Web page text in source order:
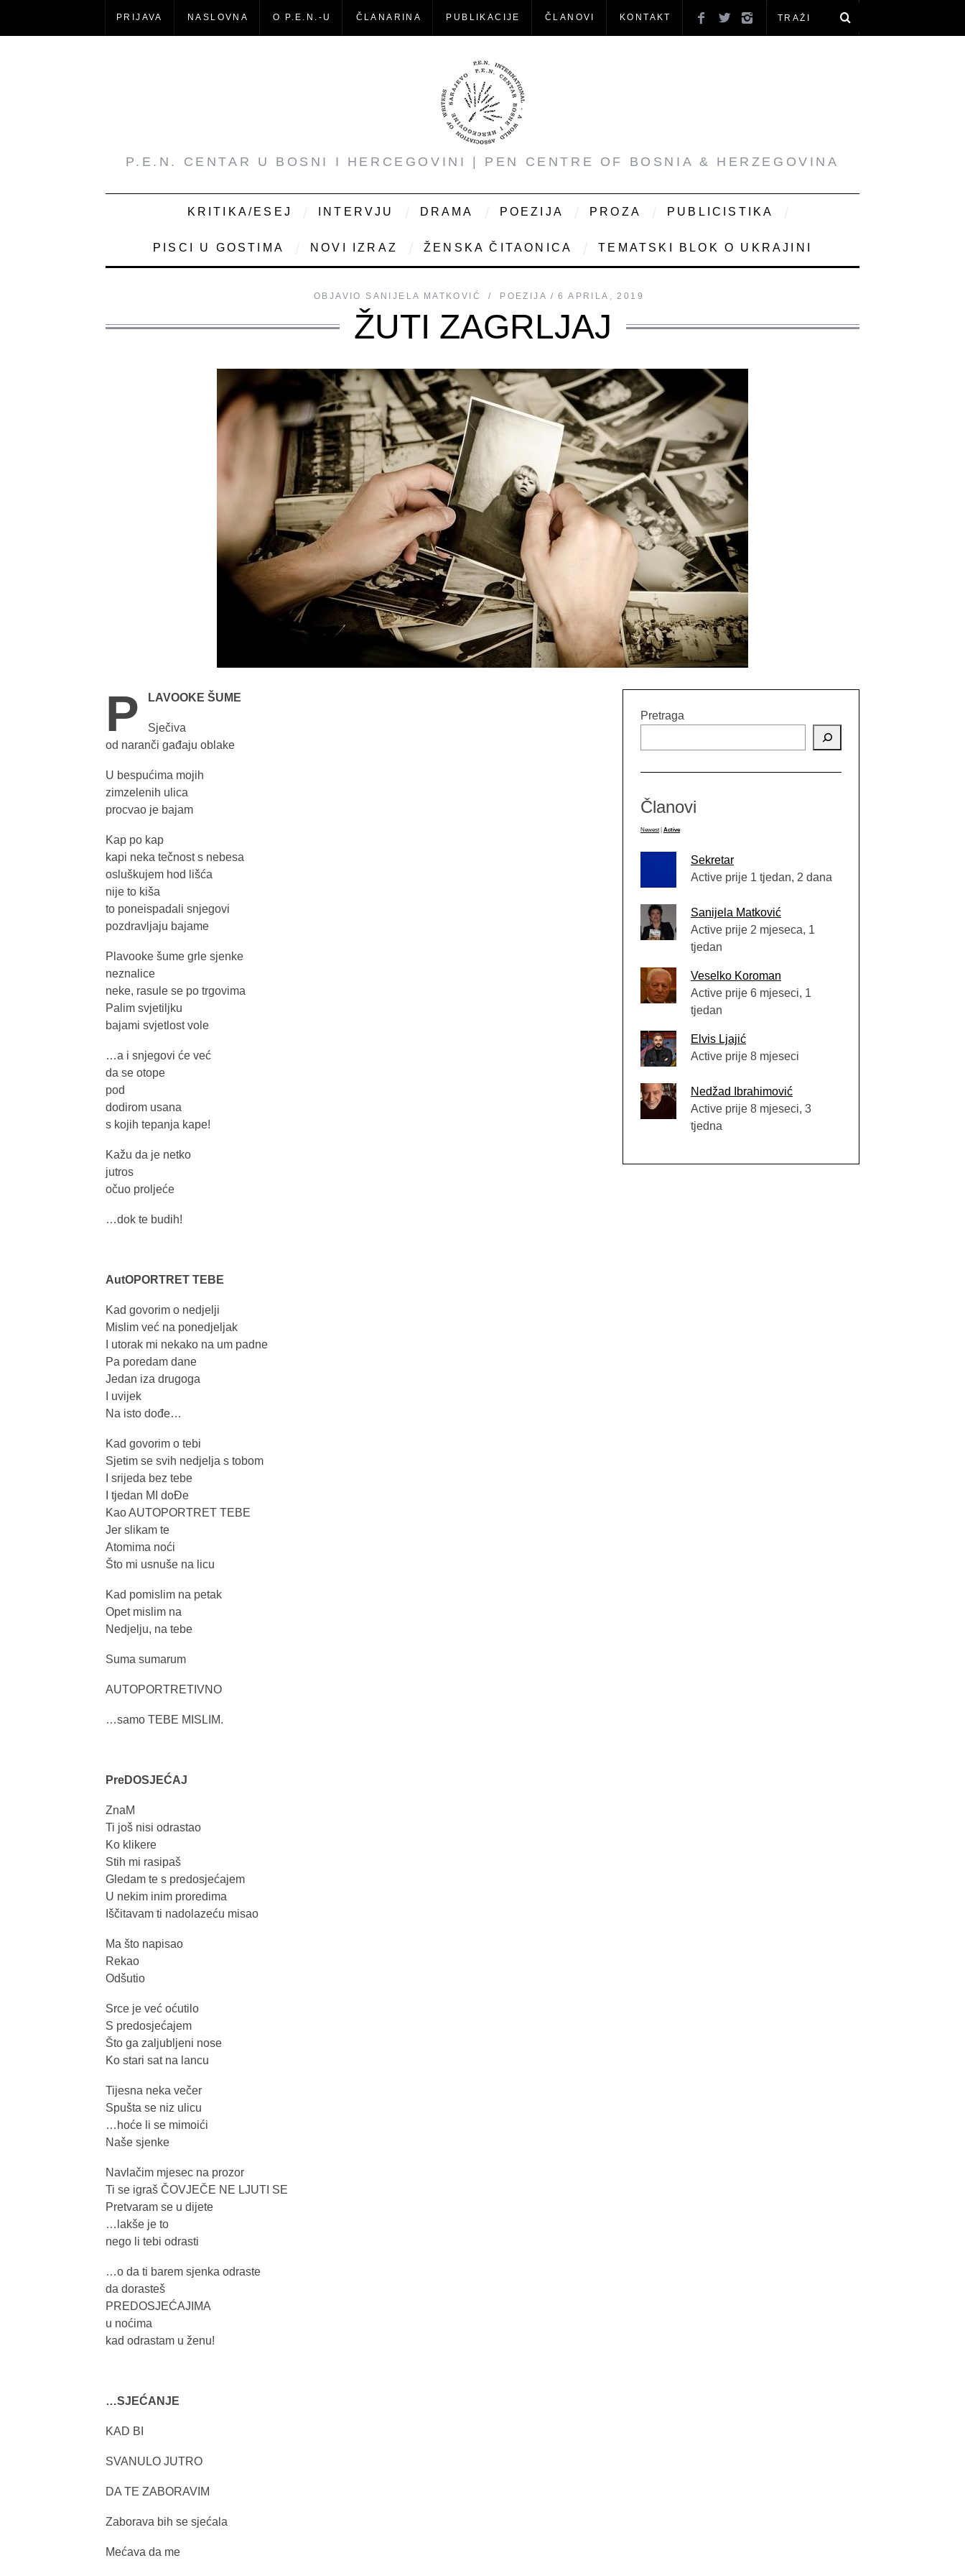
PRIJAVA NASLOVNA O P.E.N.-U ČLANARINA PUBLIKACIJE ČLANOVI KONTAKT
P.E.N. CENTAR U BOSNI I HERCEGOVINI | PEN CENTRE OF BOSNIA & HERZEGOVINA
KRITIKA/ESEJ INTERVJU DRAMA POEZIJA PROZA PUBLICISTIKA
PISCI U GOSTIMA NOVI IZRAZ ŽENSKA ČITAONICA TEMATSKI BLOK O UKRAJINI
OBJAVIO SANIJELA MATKOVIĆ POEZIJA 6 APRILA, 2019
ŽUTI ZAGRLJAJ
P LAVOOKE ŠUME
Sječiva
od naranči gađaju oblake
U bespućima mojih
zimzelenih ulica
procvao je bajam
Kap po kap
kapi neka tečnost s nebesa
osluškujem hod lišća
nije to kiša
to poneispadali snjegovi
pozdravljaju bajame
Plavooke šume grle sjenke
neznalice
neke, rasule se po trgovima
Palim svjetiljku
bajami svjetlost vole
…a i snjegovi će već
da se otope
pod
dodirom usana
s kojih tepanja kape!
Kažu da je netko
jutros
očuo proljeće
…dok te budih!
AutOPORTRET TEBE
Kad govorim o nedjelji
Mislim već na ponedjeljak
I utorak mi nekako na um padne
Pa poredam dane
Jedan iza drugoga
I uvijek
Na isto dođe…
Kad govorim o tebi
Sjetim se svih nedjelja s tobom
I srijeda bez tebe
I tjedan MI doĐe
Kao AUTOPORTRET TEBE
Jer slikam te
Atomima noći
Što mi usnuše na licu
Kad pomislim na petak
Opet mislim na
Nedjelju, na tebe
Suma sumarum
AUTOPORTRETIVNO
…samo TEBE MISLIM.
PreDOSJEĆAJ
ZnaM
Ti još nisi odrastao
Ko klikere
Stih mi rasipaš
Gledam te s predosjećajem
U nekim inim proredima
Iščitavam ti nadolazeću misao
Ma što napisao
Rekao
Odšutio
Srce je već oćutilo
S predosjećajem
Što ga zaljubljeni nose
Ko stari sat na lancu
Tijesna neka večer
Spušta se niz ulicu
…hoće li se mimoići
Naše sjenke
Navlačim mjesec na prozor
Ti se igraš ČOVJEČE NE LJUTI SE
Pretvaram se u dijete
…lakše je to
nego li tebi odrasti
…o da ti barem sjenka odraste
da dorasteš
PREDOSJEĆAJIMA
u noćima
kad odrastam u ženu!
…SJEĆANJE
KAD BI
SVANULO JUTRO
DA TE ZABORAVIM
Zaborava bih se sjećala
Mećava da me
Pretraga
Članovi
Newest Active
Sekretar
Active prije 1 tjedan, 2 dana
Sanijela Matković
Active prije 2 mjeseca, 1
tjedan
Veselko Koroman
Active prije 6 mjeseci, 1
tjedan
Elvis Ljajić
Active prije 8 mjeseci
Nedžad Ibrahimović
Active prije 8 mjeseci, 3
tjedna